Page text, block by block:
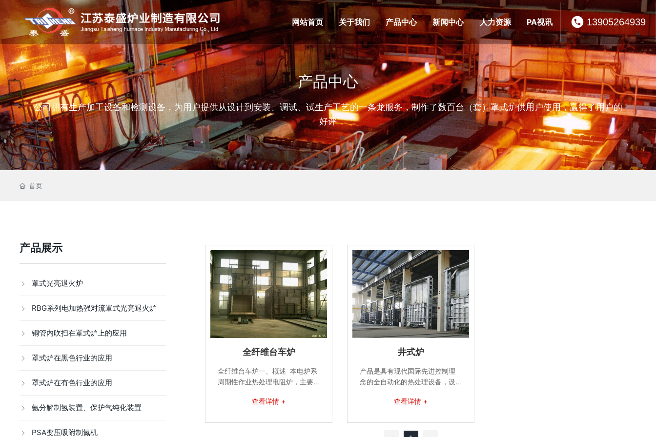
网站首页 关于我们 产品中心 新闻中心 人力资源 PA视讯 13905264939
产品中心
公司拥有生产加工设备和检测设备，为用户提供从设计到安装、调试、试生产工艺的一条龙服务，制作了数百台（套）罩式炉供用户使用，赢得了用户的
好评
首页
产品展示
罩式光亮退火炉
RBG系列电加热强对流罩式光亮退火炉
铜管内吹扫在罩式炉上的应用
罩式炉在黑色行业的应用
罩式炉在有色行业的应用
氨分解制氢装置、保护气纯化装置
PSA变压吸附制氮机
全纤维台车炉
全纤维台车炉一、概述 本电炉系
周期性作业热处理电阻炉，主要
消除应力、退火加热之用。二、
过1000米。2、环境温度在5-4
查看详情 +
井式炉
产品是具有现代国际先进控制理
念的全自动化的热处理设备，设
定，安全可靠，节能环保，操作
研究的成果与国际的控制仪器相
结合的高品质产品，它的出现填
查看详情 +